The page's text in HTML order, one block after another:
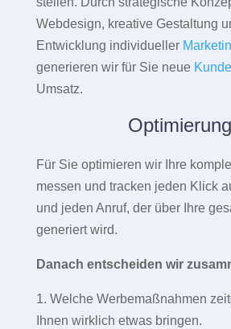
Webdesign, kreative Gestaltung
Entwicklung individueller
generieren wir für Sie neue
Umsatz.
Optimierung
Für Sie optimieren wir Ihre
messen und tracken jeden Klick
und jeden Anruf, der über Ihre
generiert wird.
Danach entscheiden wir
1. Welche Werbemaßnahmen
Ihnen wirklich etwas bringen.